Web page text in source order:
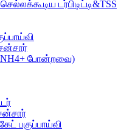
டர்பிடிட்டி&TSS
போன்றவை)
பகுப்பாய்வி